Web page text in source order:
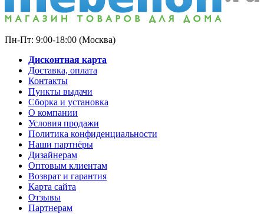
Пн-Пт: 9:00-18:00 (Москва)
Дисконтная карта
Доставка, оплата
Контакты
Пункты выдачи
Сборка и установка
О компании
Условия продажи
Политика конфиденциальности
Наши партнёры
Дизайнерам
Оптовым клиентам
Возврат и гарантия
Карта сайта
Отзывы
Партнерам